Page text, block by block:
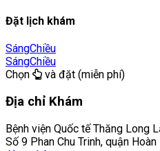
Đặt lịch khám
SángChiều
SángChiều
Chọn
và đặt (miễn phí)
Địa chỉ Khám
Bệnh viện Quốc tế Thăng Long
Số 9 Phan Chu Trinh, quận